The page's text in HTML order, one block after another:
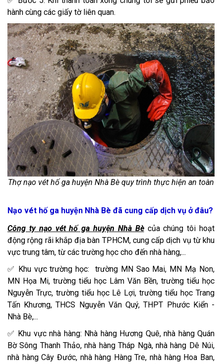
hành cùng các giấy tờ liên quan.
Thợ nạo vét hố ga huyện Nhà Bè quy trình thực hiện an toàn​
Nạo vét hố ga huyện Nhà Bè đã cung cấp dịch vụ ở đâu?
Công ty nạo vét hố ga huyện Nhà Bècủa chúng tôi hoạt
động rộng rãi khắp địa bàn TPHCM, cung cấp dịch vụ từ khu
vực trung tâm, từ các trường học cho đến nhà hàng,...
✅ Khu vực trường học: trường MN Sao Mai, MN Mạ Non,
MN Họa Mi, trường tiểu học Lâm Văn Bền, trường tiểu học
Nguyễn Trực, trường tiểu học Lê Lợi, trường tiểu học Trang
Tấn Khương, THCS Nguyễn Văn Quý, THPT Phước Kiển -
Nhà Bè,...
✅ Khu vực nhà hàng: Nhà hàng Hương Quê, nhà hàng Quán
Bờ Sông Thanh Thảo, nhà hàng Tháp Ngà, nhà hàng Dê Núi,
nhà hàng Cây Đước, nhà hàng Hàng Tre, nhà hàng Hoa Ban,